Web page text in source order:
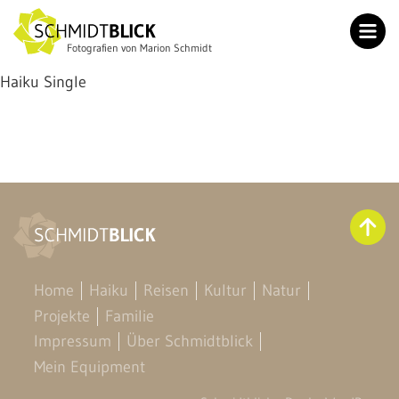
Fotografien von Marion Schmidt
Projekte
Impressum
Mein Equipment
Haiku Single
Home Haiku Reisen Kultur
Natur
Projekte
Familie
Impressum
Über Schmidtblick
Mein Equipment